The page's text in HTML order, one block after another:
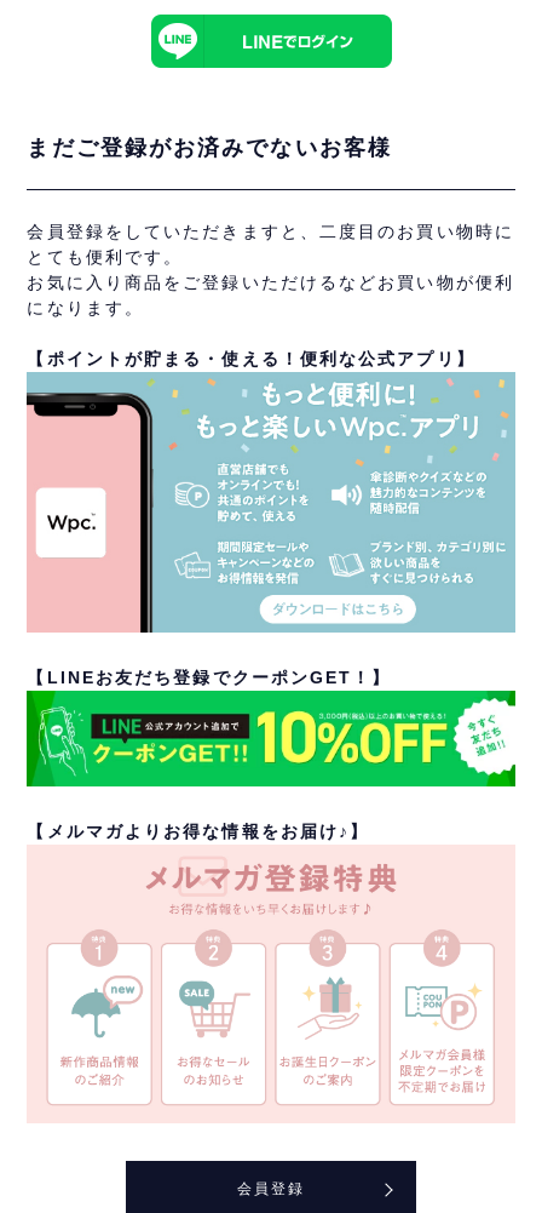
まだご登録がお済みでないお客様
会員登録をしていただきますと、二度目のお買い物時に
とても便利です。
お気に入り商品をご登録いただけるなどお買い物が便利
になります。
【ポイントが貯まる・使える！便利な公式アプリ】
【LINEお友だち登録でクーポンGET！】
【メルマガよりお得な情報をお届け♪】
会員登録